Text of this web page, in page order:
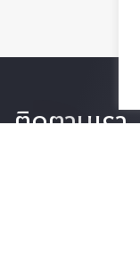
ติดตามเรา